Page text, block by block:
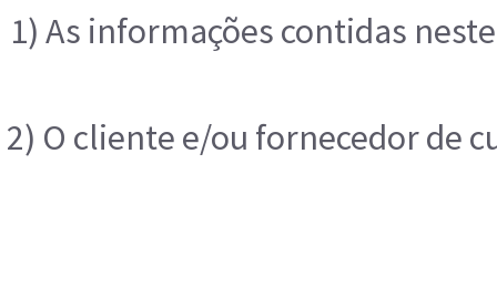
1) As informações contidas
2) O cliente e/ou fornecedor de